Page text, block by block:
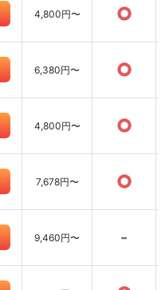
4,800円〜 ○
6,380円〜 ○
4,800円〜 ○
7,678円〜 ○
9,460円〜 -